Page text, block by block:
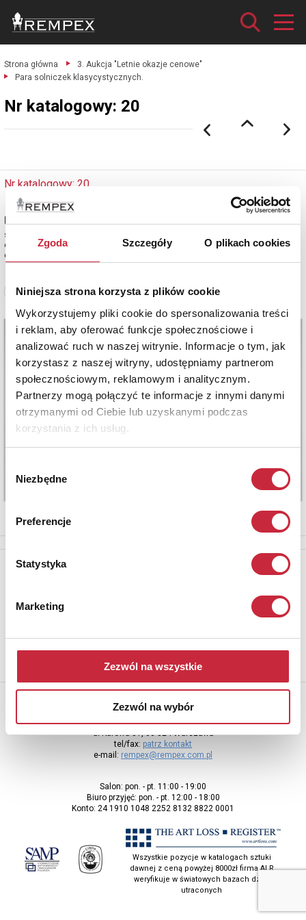
Zgoda Szczegóły O plikach cookies
Niniejsza strona korzysta z plików cookie
Wykorzystujemy pliki cookie do spersonalizowania treści
i reklam, aby oferować funkcje społecznościowe i
analizować ruch w naszej witrynie. Informacje o tym, jak
korzystasz z naszej witryny, udostępniamy partnerom
społecznościowym, reklamowym i analitycznym.
Partnerzy mogą połączyć te informacje z innymi danymi
otrzymanymi od Ciebie lub uzyskanymi podczas
korzystania z ich usług.
zgody
Niezbędne
Preferencje
Statystyka
Marketing
Zezwól na wszystkie
Zezwól na wybór
Strona główna
3. Aukcja "Letnie okazje cenowe"
Para solniczek klasycystycznych.
Nr katalogowy: 20
Nr katalogowy: 20
srebro pr. 2 (833, cechowane: w siedmioboku sześć gwiazdek / 2, rodło ?,
cecha imienna złotnika ptak/ EB), wewnątrz naczyń złocenie; 5 x 6,3 x 6,3
cm, waga łącz
Zobacz pełne informacje
Rempex Sp. z o.o
ul Karowa 31, 00-324 Warszawa
tel/fax: patrz kontakt
e-mail: rempex@rempex.com.pl
Salon: pon. - pt. 11:00 - 19:00
Biuro przyjęć: pon. - pt. 12:00 - 18:00
Konto: 24 1910 1048 2252 8132 8822 0001
Wszystkie pozycje w katalogach sztuki
dawnej z ceną powyżej 8000zł firma ALR
weryfikuje w światowych bazach dzieł
utraconych